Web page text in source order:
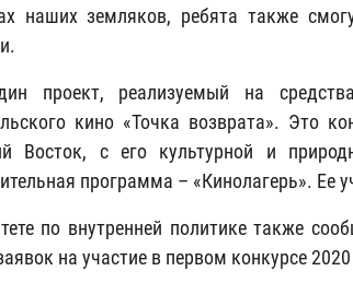
наших земляков, ребята также
проект, реализуемый на
кино «Точка возврата». Это
Восток, с его культурной и
программа – «Кинолагерь». Ее
по внутренней политике также
на участие в первом конкурсе